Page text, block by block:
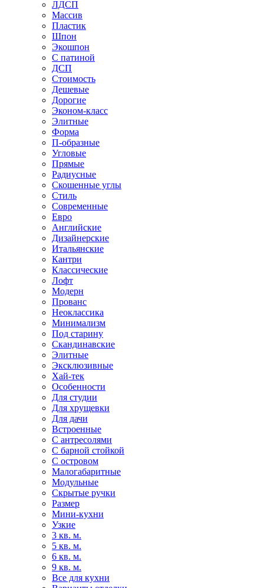
ЛДСП
Массив
Пластик
Шпон
Экошпон
С патиной
ДСП
Стоимость
Дешевые
Дорогие
Эконом-класс
Элитные
Форма
П-образные
Угловые
Прямые
Радиусные
Скошенные углы
Стиль
Современные
Евро
Английские
Дизайнерские
Итальянские
Кантри
Классические
Лофт
Модерн
Прованс
Неоклассика
Минимализм
Под старину
Скандинавские
Элитные
Эксклюзивные
Хай-тек
Особенности
Для студии
Для хрущевки
Для дачи
Встроенные
С антресолями
С барной стойкой
С островом
Малогабаритные
Модульные
Скрытые ручки
Размер
Мини-кухни
Узкие
3 кв. м.
5 кв. м.
6 кв. м.
9 кв. м.
Все для кухни